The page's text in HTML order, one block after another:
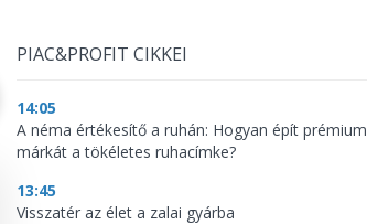
PIAC&PROFIT CIKKEI
14:05
A néma értékesítő a ruhán: Hogyan épít prémium
márkát a tökéletes ruhacímke?
13:45
Visszatér az élet a zalai gyárba